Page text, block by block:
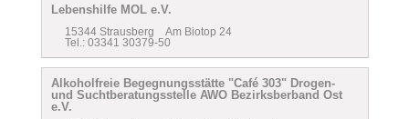
Lebenshilfe MOL e.V.
15344 Strausberg Am Biotop 24
Tel.: 03341 30379-50
Alkoholfreie Begegnungsstätte "Café 303" Drogen-
und Suchtberatungsstelle AWO Bezirksberband Ost
e.V.